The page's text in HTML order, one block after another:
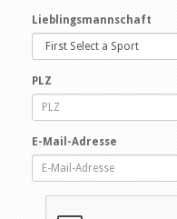
Lieblingsmannschaft
PLZ
E-Mail-Adresse